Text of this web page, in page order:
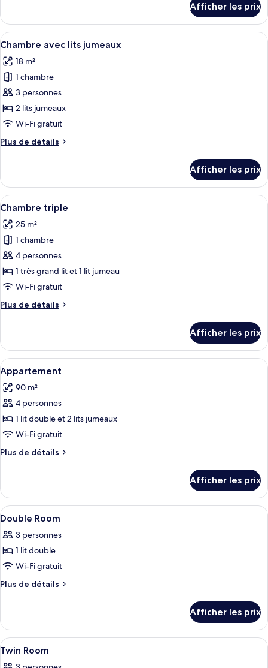
Chambre
double
Chambre
double
Afficher les prix
Afficher
toutes
les
photos
pour
ce
type
chambre :
lits
jumeaux
Une chambre d’hôtel avec un
4
Chambre avec lits jumeaux
18 m²
1 chambre
3 personnes
2 lits jumeaux
Wi-Fi gratuit
Plus de détails
Plus
Chambre
avec
lits
Afficher les prix
Afficher
toutes
les
photos
pour
ce
type
chambre :
Chambre triple | Bureau, lit de bébé
4
Chambre triple
25 m²
1 chambre
4 personnes
1 très grand lit et 1 lit jumeau
Wi-Fi gratuit
Plus de détails
Plus
Chambre
triple
Afficher les prix
Afficher
toutes
les
photos
pour
ce
type
de
Appartement
Un coin repas avec une table en
6
Appartement
90 m²
4 personnes
1 lit double et 2 lits jumeaux
Wi-Fi gratuit
Plus de détails
Plus
Appartement
Afficher les prix
Afficher
toutes
les
photos
pour
ce
chambre :
Double
Room
Une chambre d’hôtel équipée d’un
2
Double Room
3 personnes
1 lit double
Wi-Fi gratuit
Plus de détails
Plus
Double
Room
Afficher les prix
Afficher
toutes
Une chambre d’hôtel avec deux lits,
3
Twin Room